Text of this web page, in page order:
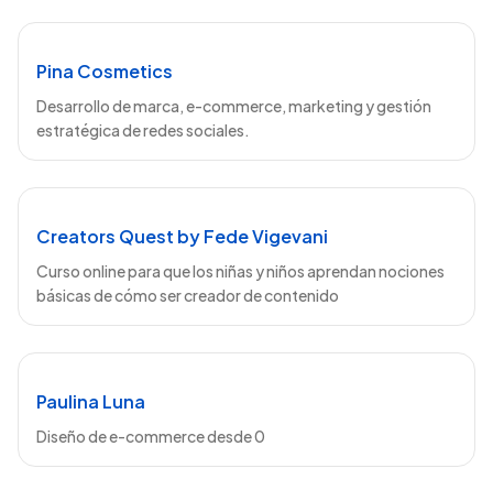
Pina Cosmetics
Desarrollo de marca, e-commerce, marketing y gestión
estratégica de redes sociales.
Creators Quest by Fede Vigevani
Curso online para que los niñas y niños aprendan nociones
básicas de cómo ser creador de contenido
Paulina Luna
Diseño de e-commerce desde 0